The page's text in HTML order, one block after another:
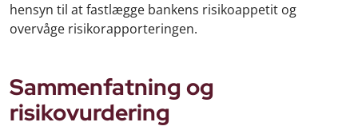
hensyn til at fastlægge bankens risikoappetit og
overvåge risikorapporteringen.
Sammenfatning og
risikovurdering